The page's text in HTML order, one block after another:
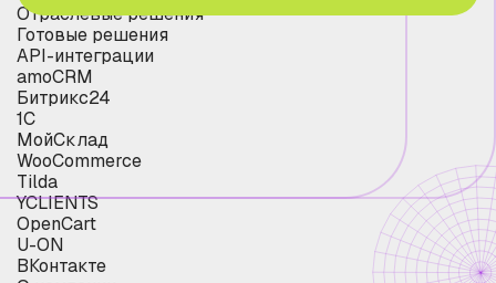
Отраслевые решения
Готовые решения
API-интеграции
amoCRM
Битрикс24
1С
МойСклад
WooCommerce
Tilda
YCLIENTS
OpenCart
U-ON
ВКонтакте